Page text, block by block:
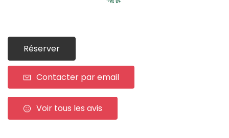
Réserver
Contacter par email
Voir tous les avis